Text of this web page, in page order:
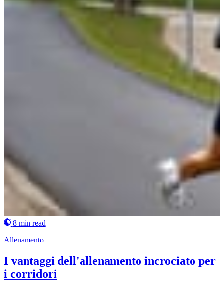
8 min read
Allenamento
I vantaggi dell'allenamento incrociato per
i corridori